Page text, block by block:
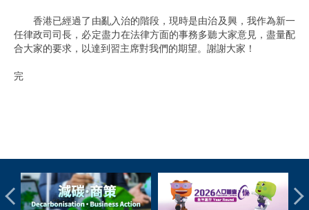
香港已經過了由亂入治的階段，現時是由治及興，我作為新一
任律政司司長，必定盡力在法律方面的事務多聽大家意見，盡量配
合大家的要求，以達到習主席對我們的期望。謝謝大家！
完